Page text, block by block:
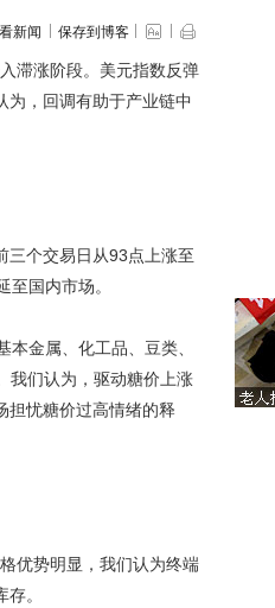
新闻 保存到博客
滞涨阶段。美元指数反弹
为，回调有助于产业链中
个交易日从93点上涨至
国内市场。
金属、化工品、豆类、
我们认为，驱动糖价上涨
担忧糖价过高情绪的释
优势明显，我们认为终端
。